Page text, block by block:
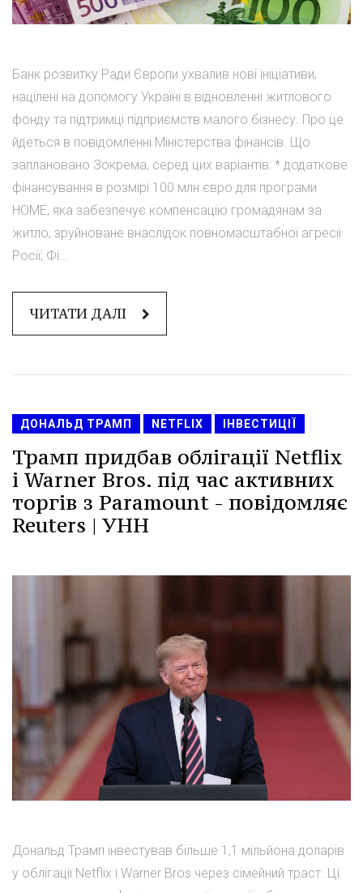
Банк розвитку Ради Європи ухвалив нові ініціативи,
націлені на допомогу Україні в відновленні житлового
фонду та підтримці підприємств малого бізнесу. Про це
йдеться в повідомленні Міністерства фінансів. Що
заплановано Зокрема, серед цих варіантів: * додаткове
фінансування в розмірі 100 млн євро для програми
HOME, яка забезпечує компенсацію громадянам за
житло, зруйноване внаслідок повномасштабної агресії
Росії; Фі...
ЧИТАТИ ДАЛІ
ДОНАЛЬД ТРАМП NETFLIX ІНВЕСТИЦІЇ
Трамп придбав облігації Netflix
і Warner Bros. під час активних
торгів з Paramount - повідомляє
Reuters | УНН
Дональд Трамп інвестував більше 1,1 мільйона доларів
у облігації Netflix і Warner Bros через сімейний траст. Ці